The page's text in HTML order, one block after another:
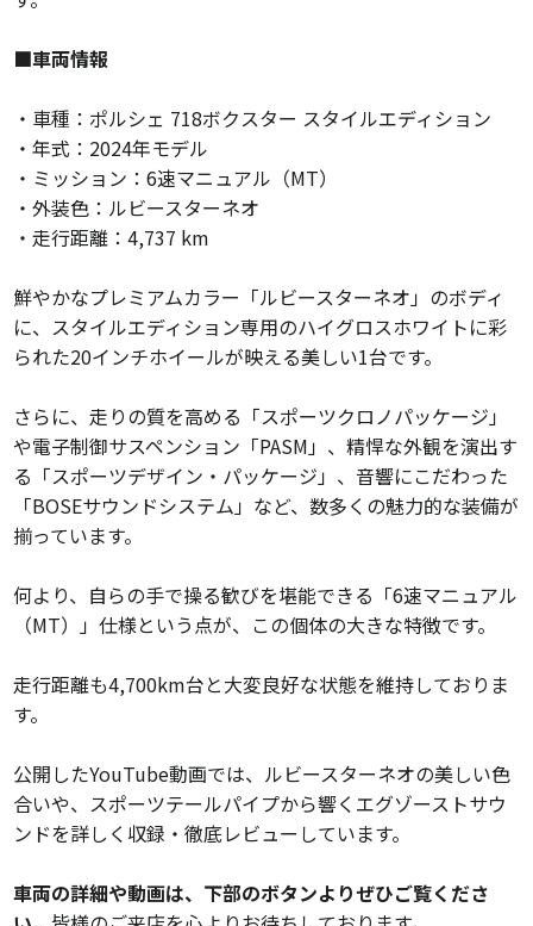
■車両情報
・車種：ポルシェ 718ボクスター スタイルエディション
・年式：2024年モデル
・ミッション：6速マニュアル（MT）
・外装色：ルビースターネオ
・走行距離：4,737 km
鮮やかなプレミアムカラー「ルビースターネオ」のボディ
に、スタイルエディション専用のハイグロスホワイトに彩
られた20インチホイールが映える美しい1台です。
さらに、走りの質を高める「スポーツクロノパッケージ」
や電子制御サスペンション「PASM」、精悍な外観を演出す
る「スポーツデザイン・パッケージ」、音響にこだわった
「BOSEサウンドシステム」など、数多くの魅力的な装備が
揃っています。
何より、自らの手で操る歓びを堪能できる「6速マニュアル
（MT）」仕様という点が、この個体の大きな特徴です。
走行距離も4,700km台と大変良好な状態を維持しておりま
す。
公開したYouTube動画では、ルビースターネオの美しい色
合いや、スポーツテールパイプから響くエグゾーストサウ
ンドを詳しく収録・徹底レビューしています。
車両の詳細や動画は、下部のボタンよりぜひご覧くださ